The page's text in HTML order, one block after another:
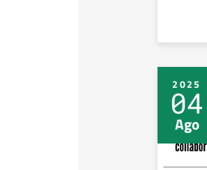
2025
04
Ago